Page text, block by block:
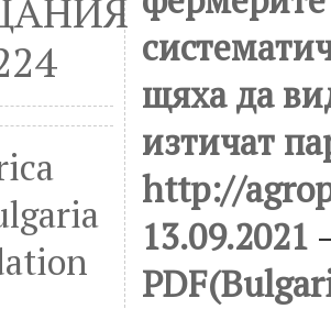
щяха да
изтичат
http://
13.09.2021